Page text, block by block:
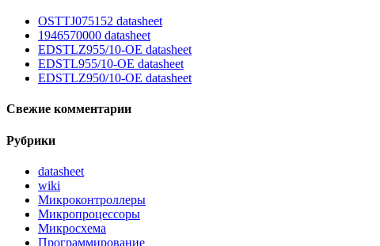
OSTTJ075152 datasheet
1946570000 datasheet
EDSTLZ955/10-OE datasheet
EDSTL955/10-OE datasheet
EDSTLZ950/10-OE datasheet
Свежие комментарии
Рубрики
datasheet
wiki
Микроконтроллеры
Микропроцессоры
Микросхема
Программирование